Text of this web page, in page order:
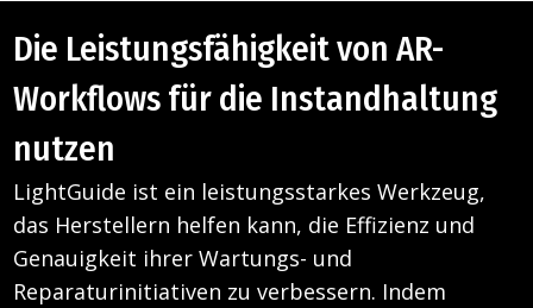
Die Leistungsfähigkeit von AR-
Workflows für die Instandhaltung
nutzen
LightGuide ist ein leistungsstarkes Werkzeug,
das Herstellern helfen kann, die Effizienz und
Genauigkeit ihrer Wartungs- und
Reparaturinitiativen zu verbessern. Indem